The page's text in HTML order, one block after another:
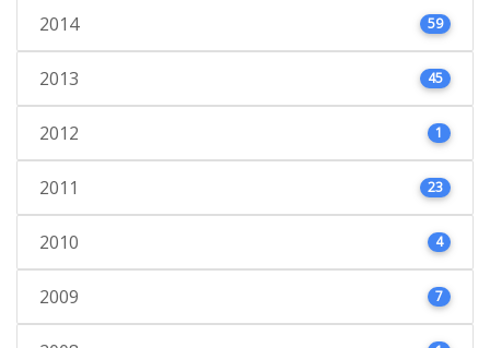
2014 59
2013 45
2012 1
2011 23
2010 4
2009 7